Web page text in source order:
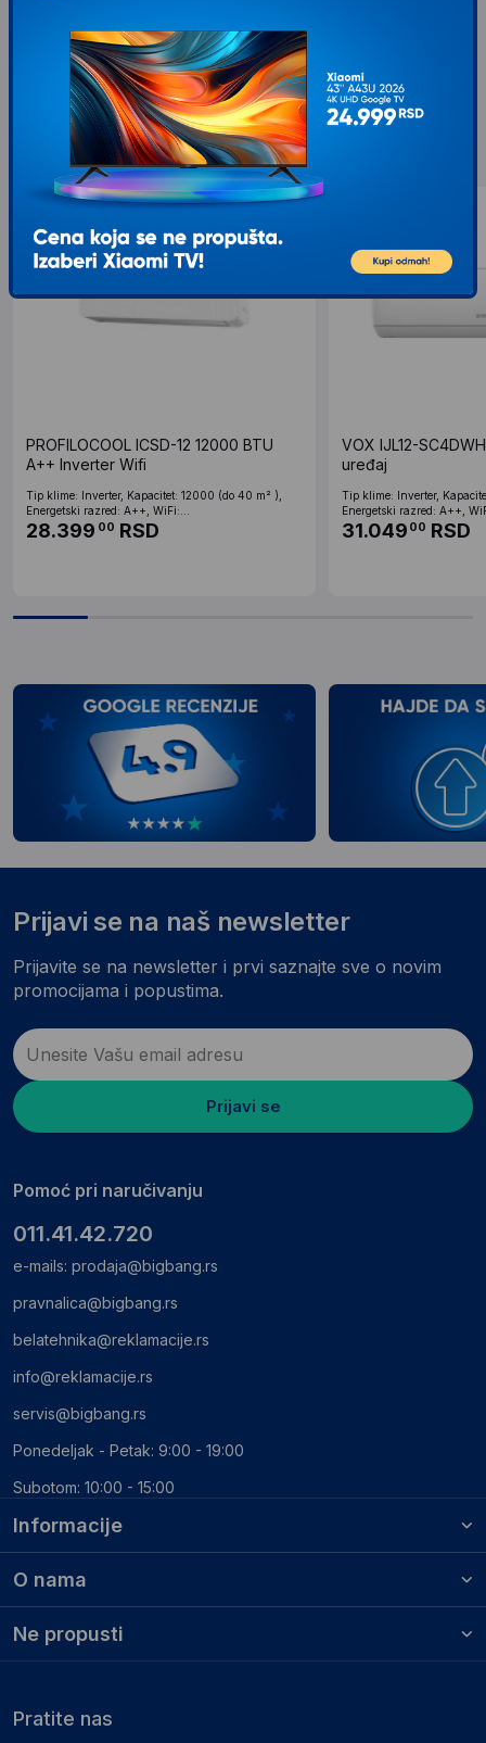
1.043,00
1.490,00
sa 30% popusta
sa 25% popusta
Slični proizvodi
PROFILOCOOL ICSD-12 12000 BTU
A++ Inverter Wifi
Tip klime: Inverter, Kapacitet: 12000 (do 40 m² ),
Energetski razred: A++, WiFi:...
28.399 00 RSD
VOX IJL12-
uređaj
Tip klime: Inverter,
Energetski razred: A++,
31.049 00 RSD
Informacije
O nama
Ne propusti
Prijavi se na naš newsletter
Prijavite se na newsletter i prvi saznajte sve o novim
promocijama i popustima.
Prijavi se
Pomoć pri naručivanju
011.41.42.720
e-mails: prodaja@bigbang.rs
pravnalica@bigbang.rs
belatehnika@reklamacije.rs
info@reklamacije.rs
servis@bigbang.rs
Ponedeljak - Petak: 9:00 - 19:00
Subotom: 10:00 - 15:00
Pratite nas